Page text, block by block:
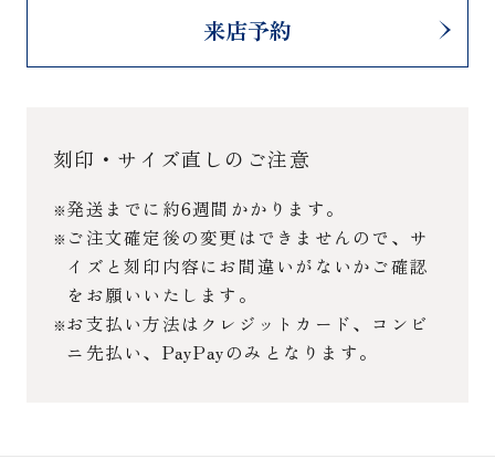
来店予約
刻印・サイズ直しのご注意
発送までに約6週間かかります。
ご注文確定後の変更はできませんので、サ
イズと刻印内容にお間違いがないかご確認
をお願いいたします。
お支払い方法はクレジットカード、コンビ
ニ先払い、PayPayのみとなります。